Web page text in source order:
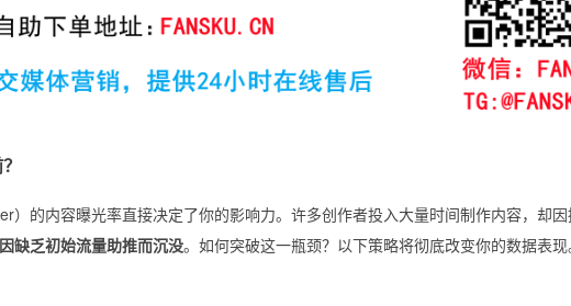
）的内容曝光率直接决定了你的影响力。许多创作者投入大量时间制作内容，却
缺乏初始流量助推而沉没。如何突破这一瓶颈？以下策略将彻底改变你的数据表现